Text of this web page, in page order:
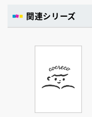
関連シリーズ